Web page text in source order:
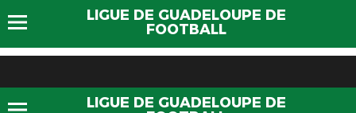
LIGUE DE GUADELOUPE DE
FOOTBALL